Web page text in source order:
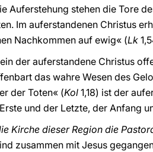
Auferstehung stehen die Tore
Im auferstandenen Christus
Nachkommen auf ewig« (Lk
der auferstandene Christus
das wahre Wesen des
der Toten« (Kol 1,18) ist der
und der Letzte, der Anfang
Kirche dieser Region die
zusammen mit Jesus